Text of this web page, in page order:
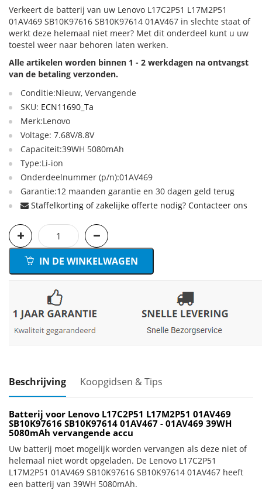
Verkeert de batterij van uw Lenovo L17C2P51 L17M2P51
01AV469 SB10K97616 SB10K97614 01AV467 in slechte staat of
werkt deze helemaal niet meer? Met dit onderdeel kunt u uw
toestel weer naar behoren laten werken.
Alle artikelen worden binnen 1 - 2 werkdagen na ontvangst
van de betaling verzonden.
Conditie:Nieuw, Vervangende
SKU: ECN11690_Ta
Merk:Lenovo
Voltage: 7.68V/8.8V
Capaciteit:39WH 5080mAh
Type:Li-ion
Onderdeelnummer (p/n):01AV469
Garantie:12 maanden garantie en 30 dagen geld terug
Staffelkorting of zakelijke offerte nodig? Contacteer ons
IN DE WINKELWAGEN
Beschrijving Koopgidsen & Tips
Batterij voor Lenovo L17C2P51 L17M2P51 01AV469
SB10K97616 SB10K97614 01AV467 - 01AV469 39WH
5080mAh vervangende accu
Uw batterij moet mogelijk worden vervangen als deze niet of
helemaal niet wordt opgeladen. De Lenovo L17C2P51
L17M2P51 01AV469 SB10K97616 SB10K97614 01AV467 heeft
een batterij van 39WH 5080mAh.